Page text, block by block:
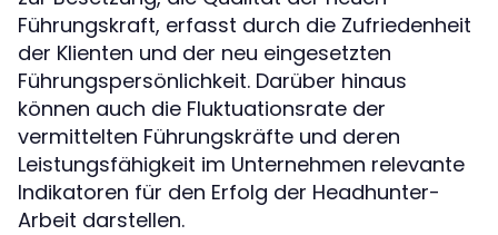
Führungskraft, erfasst durch die Zufriedenheit
der Klienten und der neu eingesetzten
Führungspersönlichkeit. Darüber hinaus
können auch die Fluktuationsrate der
vermittelten Führungskräfte und deren
Leistungsfähigkeit im Unternehmen relevante
Indikatoren für den Erfolg der Headhunter-
Arbeit darstellen.